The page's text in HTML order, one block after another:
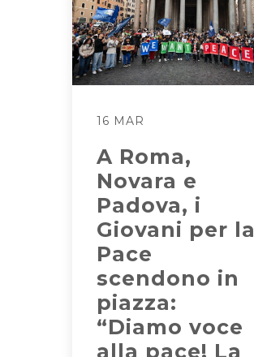
16 MAR
A Roma,
Novara e
Padova, i
Giovani per la
Pace
scendono in
piazza:
“Diamo voce
alla pace! La